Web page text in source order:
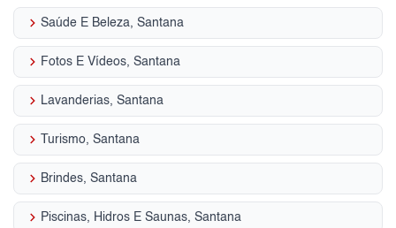
keyboard_arrow_right Saúde E Beleza, Santana
keyboard_arrow_right Fotos E Vídeos, Santana
keyboard_arrow_right Lavanderias, Santana
keyboard_arrow_right Turismo, Santana
keyboard_arrow_right Brindes, Santana
keyboard_arrow_right Piscinas, Hidros E Saunas, Santana